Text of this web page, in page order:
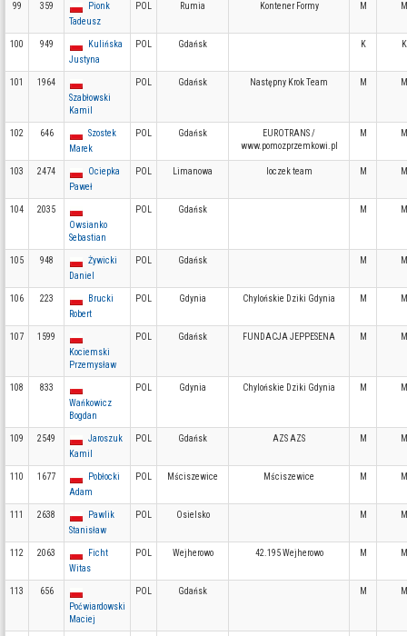
99 359
Pionk
Tadeusz
POL Rumia Kontener Formy M
100 949
Kulińska
Justyna
POL Gdańsk K
101
1964
Szabłowski
Kamil
POL Gdańsk Następny Krok Team M
102 646
Szostek
Marek
POL Gdańsk
EUROTRANS /
www.pomozprzemkowi.pl
M
103 2474
Ociepka
Paweł
POL Limanowa loczek team M
104
2035
Owsianko
Sebastian
POL Gdańsk M
105 948
Żywicki
Daniel
POL Gdańsk M
106 223
Brucki
Robert
POL Gdynia Chylońskie Dziki Gdynia M
107
1599
Kociemski
Przemysław
POL Gdańsk FUNDACJA JEPPESENA M
108
833
Wańkowicz
Bogdan
POL Gdynia Chylońskie Dziki Gdynia M
109 2549
Jaroszuk
Kamil
POL Gdańsk AZS AZS M
110 1677
Pobłocki
Adam
POL Mściszewice Mściszewice M
111 2638
Pawlik
Stanisław
POL Osielsko M
112 2063
Ficht
Witas
POL Wejherowo 42.195 Wejherowo M
113
656
Poćwiardowski
Maciej
POL Gdańsk M